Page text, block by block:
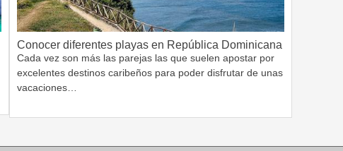
Conocer diferentes playas en República Dominicana
Cada vez son más las parejas las que suelen apostar por
excelentes destinos caribeños para poder disfrutar de unas
vacaciones…